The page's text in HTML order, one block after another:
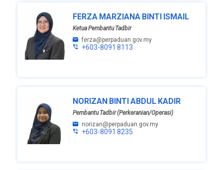
FERZA MARZIANA BINTI ISMAIL
Ketua Pembantu Tadbir
ferza@perpaduan.gov.my
+603-8091 8113
NORIZAN BINTI ABDUL KADIR
Pembantu Tadbir (Perkeranian/Operasi)
norizan@perpaduan.gov.my
+603-8091 8235